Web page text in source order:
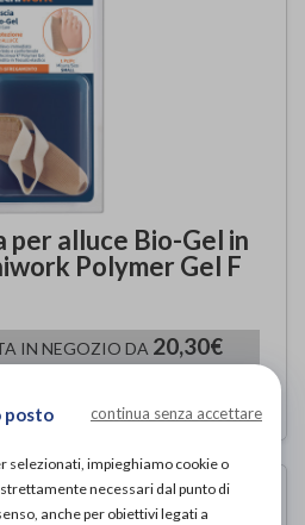
alluce Bio-Gel in
Polymer Gel F
IN NEGOZIO DA 20,30€
posto continua senza accettare
selezionati, impieghiamo cookie o
necessari dal punto di
anche per obiettivi legati a